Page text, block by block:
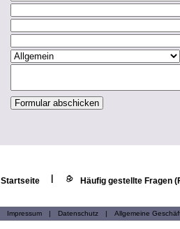
Startseite Häufig gestellte Fragen
Impressum | Datenschutz | Allgemeine